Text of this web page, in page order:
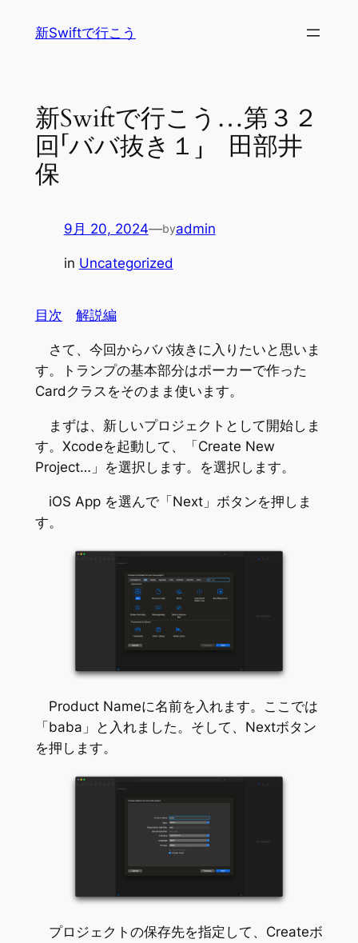
新Swiftで行こう
新Swiftで行こう…第３２
回「ババ抜き１」 田部井
保
9月 20, 2024—byadmin
in Uncategorized
目次 解説編
さて、今回からババ抜きに入りたいと思いま
す。トランプの基本部分はポーカーで作った
Cardクラスをそのまま使います。
まずは、新しいプロジェクトとして開始しま
す。Xcodeを起動して、「Create New
Project…」を選択します。を選択します。
iOS App を選んで「Next」ボタンを押しま
す。
Product Nameに名前を入れます。ここでは
「baba」と入れました。そして、Nextボタン
を押します。
プロジェクトの保存先を指定して、Createボ